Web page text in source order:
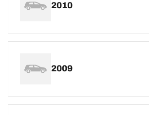
2010
2009